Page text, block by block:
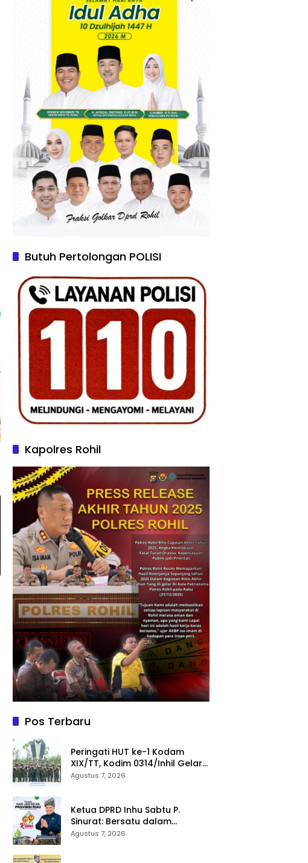
Butuh Pertolongan POLISI
Kapolres Rohil
Pos Terbaru
Peringati HUT ke-1 Kodam
XIX/TT, Kodim 0314/Inhil Gelar
Ziarah Rombongan
Agustus 7, 2026
Ketua DPRD Inhu Sabtu P.
Sinurat: Bersatu dalam
Keberagaman, Maju dalam
Agustus 7, 2026